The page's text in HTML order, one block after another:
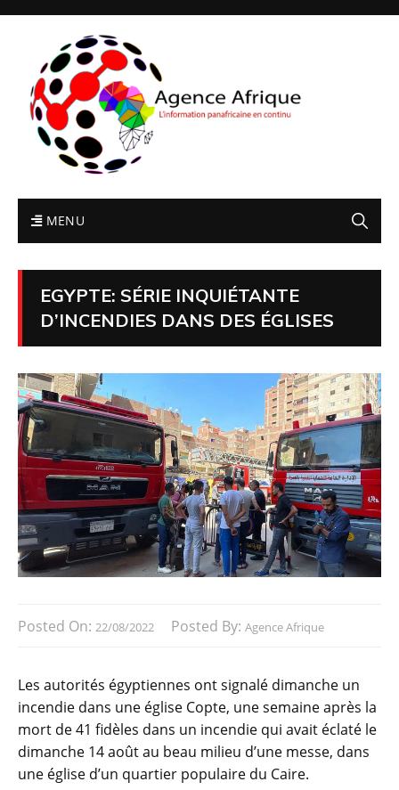
MENU
EGYPTE: SÉRIE INQUIÉTANTE
D’INCENDIES DANS DES ÉGLISES
Posted On: 22/08/2022 Posted By: Agence Afrique
Les autorités égyptiennes ont signalé dimanche un
incendie dans une église Copte, une semaine après la
mort de 41 fidèles dans un incendie qui avait éclaté le
dimanche 14 août au beau milieu d’une messe, dans
une église d’un quartier populaire du Caire.